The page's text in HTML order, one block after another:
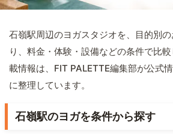
石嶺駅周辺のヨガスタジオを、目的別
り、料金・体験・設備などの条件で比
載情報は、FIT PALETTE編集部が公式
に整理しています。
石嶺駅のヨガを条件から探す